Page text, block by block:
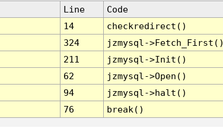
Line
Code
14
checkredirect()
324
jzmysql-
211
jzmysql->Init()
62
jzmysql->Open()
94
jzmysql->halt()
76 break()